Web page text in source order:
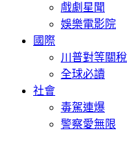
戲劇星聞
娛樂電影院
國際
川普對等關稅
全球必讀
社會
毒駕連爆
警察愛無限